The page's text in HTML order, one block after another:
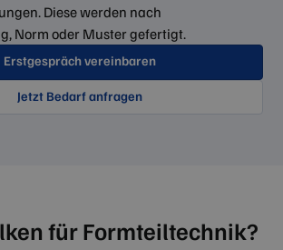
Diese werden nach
Norm oder Muster gefertigt.
Erstgespräch vereinbaren
Jetzt Bedarf anfragen
für Formteiltechnik?